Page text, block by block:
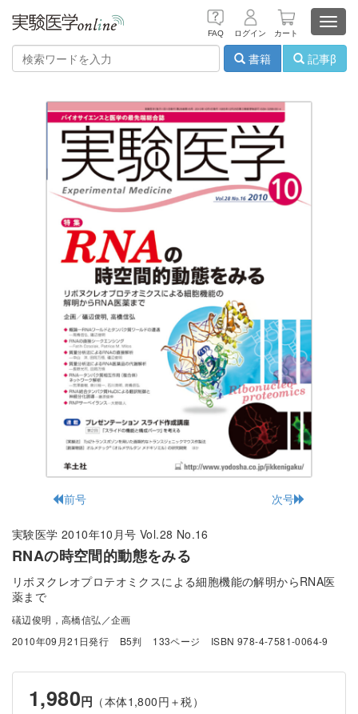
FAQ ログイン カート
書籍
記事β
前号 次号
実験医学 2010年10月号 Vol.28 No.16
RNAの時空間的動態をみる
リボヌクレオプロテオミクスによる細胞機能の解明からRNA医
薬まで
礒辺俊明，高橋信弘／企画
2010年09月21日発行
B5判 133ページ ISBN 978-4-7581-0064-9
1,980円 （本体1,800円＋税）